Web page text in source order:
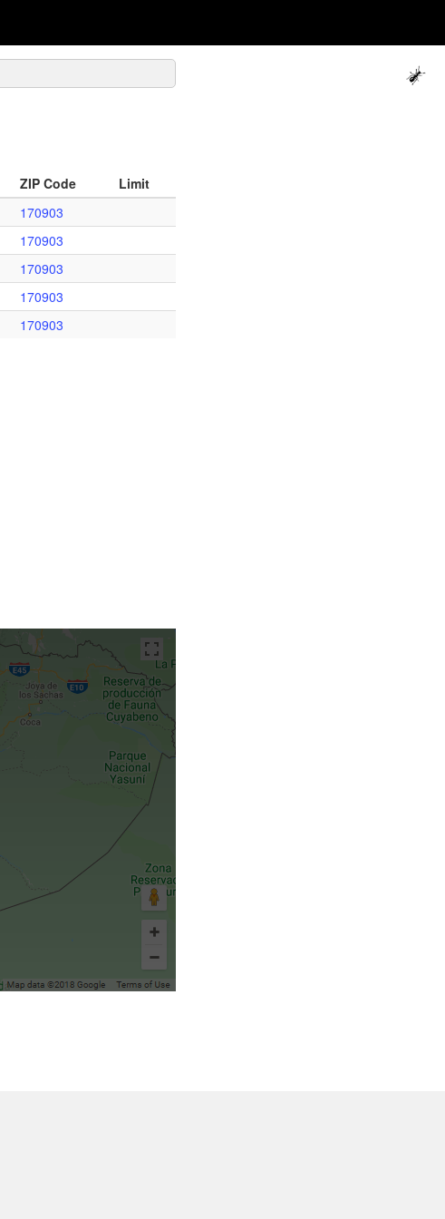
ZIP Code
Limit
170903
170903
170903
170903
170903